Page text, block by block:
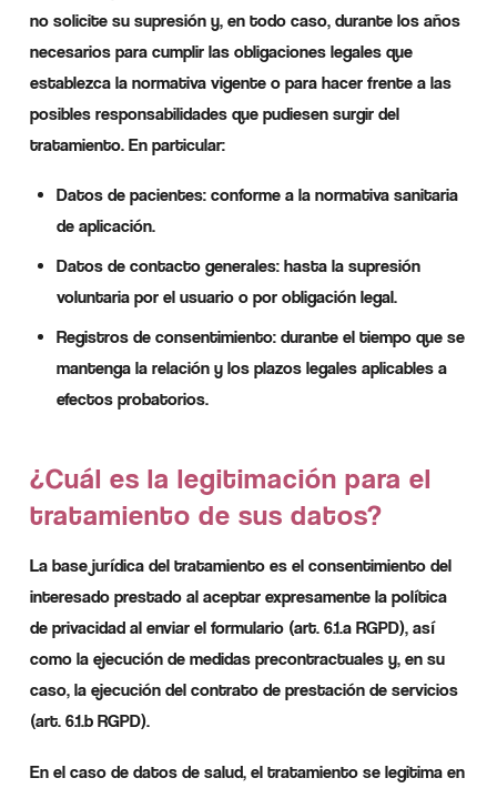
no solicite su supresión y, en todo caso, durante los años
necesarios para cumplir las obligaciones legales que
establezca la normativa vigente o para hacer frente a las
posibles responsabilidades que pudiesen surgir del
tratamiento. En particular:
Datos de pacientes: conforme a la normativa sanitaria
de aplicación.
Datos de contacto generales: hasta la supresión
voluntaria por el usuario o por obligación legal.
Registros de consentimiento: durante el tiempo que se
mantenga la relación y los plazos legales aplicables a
efectos probatorios.
¿Cuál es la legitimación para el
tratamiento de sus datos?
La base jurídica del tratamiento es el consentimiento del
interesado prestado al aceptar expresamente la política
de privacidad al enviar el formulario (art. 6.1.a RGPD), así
como la ejecución de medidas precontractuales y, en su
caso, la ejecución del contrato de prestación de servicios
(art. 6.1.b RGPD).
En el caso de datos de salud, el tratamiento se legitima en